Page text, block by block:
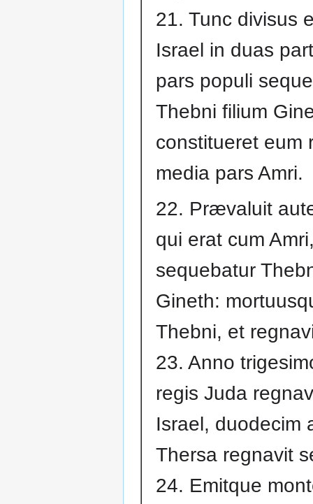
21. Tunc divisus
Israel in duas
pars populi
Thebni filium
constitueret eum
media pars Amri.
22. Prævaluit
qui erat cum
sequebatur
Gineth:
Thebni, et
23. Anno
regis Juda
Israel, duodecim
Thersa regnavit
24. Emitque